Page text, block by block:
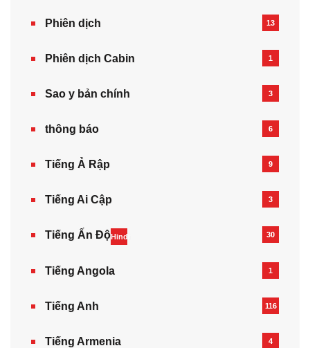
Phiên dịch 13
Phiên dịch Cabin 1
Sao y bản chính 3
thông báo 6
Tiếng Ả Rập 9
Tiếng Ai Cập 3
Tiếng Ấn ĐộHindi 30
Tiếng Angola 1
Tiếng Anh 116
Tiếng Armenia‎ 4